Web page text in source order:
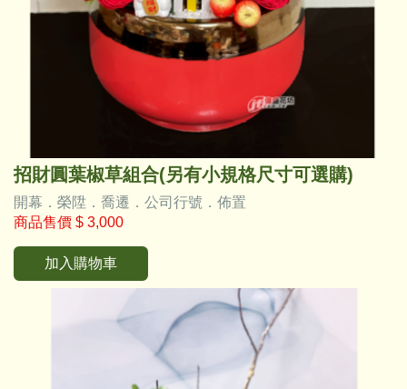
招財圓葉椒草組合(另有小規格尺寸可選購)
開幕．榮陞．喬遷．公司行號．佈置
商品售價 $ 3,000
加入購物車